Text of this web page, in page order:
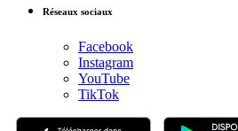
Réseaux sociaux
Facebook
Instagram
YouTube
TikTok